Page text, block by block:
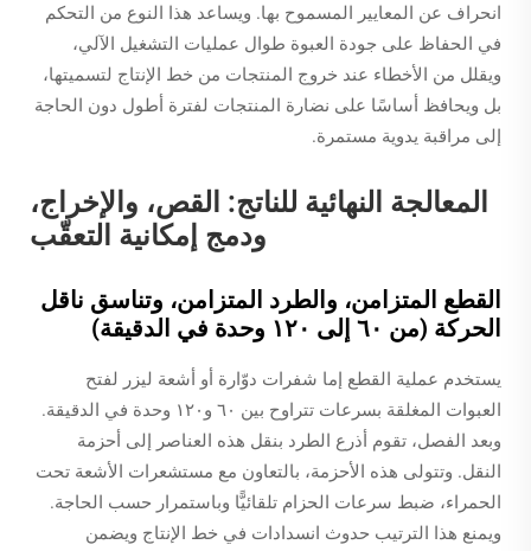
انحراف عن المعايير المسموح بها. ويساعد هذا النوع من التحكم
في الحفاظ على جودة العبوة طوال عمليات التشغيل الآلي،
ويقلل من الأخطاء عند خروج المنتجات من خط الإنتاج لتسميتها،
بل ويحافظ أساسًا على نضارة المنتجات لفترة أطول دون الحاجة
إلى مراقبة يدوية مستمرة.
المعالجة النهائية للناتج: القص، والإخراج،
ودمج إمكانية التعقّب
القطع المتزامن، والطرد المتزامن، وتناسق ناقل
الحركة (من ٦٠ إلى ١٢٠ وحدة في الدقيقة)
يستخدم عملية القطع إما شفرات دوّارة أو أشعة ليزر لفتح
العبوات المغلقة بسرعات تتراوح بين ٦٠ و١٢٠ وحدة في الدقيقة.
وبعد الفصل، تقوم أذرع الطرد بنقل هذه العناصر إلى أحزمة
النقل. وتتولى هذه الأحزمة، بالتعاون مع مستشعرات الأشعة تحت
الحمراء، ضبط سرعات الحزام تلقائيًّا وباستمرار حسب الحاجة.
ويمنع هذا الترتيب حدوث انسدادات في خط الإنتاج ويضمن